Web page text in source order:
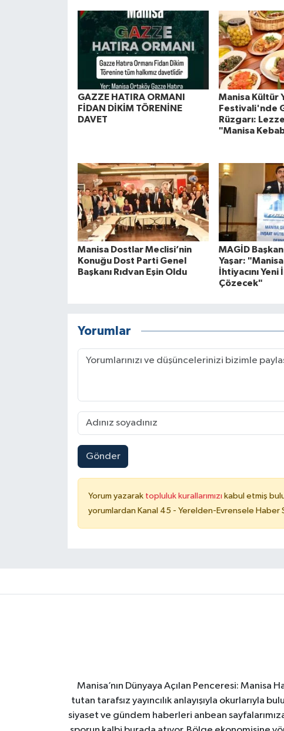
GAZZE HATIRA ORMANI
FİDAN DİKİM TÖRENİNE
DAVET
Manisa Kültür
Festivali'nde
Rüzgarı:
"Manisa
Manisa Dostlar Meclisi’nin
Konuğu Dost Parti Genel
Başkanı Rıdvan Eşin Oldu
MAGİD
Yaşar:
İhtiyacını
Çözecek"
Yorumlar
Gönder
Yorum yazarak topluluk kurallarımızı kabul etmiş
yorumlardan Kanal 45 - Yerelden-Evrensele
Manisa’nın Dünyaya Açılan Penceresi: Manisa
tutan tarafsız yayıncılık anlayışıyla okurlarıyla
siyaset ve gündem haberleri anbean